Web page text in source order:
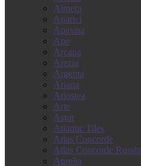
Almera
Aparici
Apavisa
Ape
Arcana
Arezia
Argenta
Ariana
Ariostea
Arte
Astor
Atlantic Tiles
Atlas Concorde
Atlas Concorde Russia
Aurelia